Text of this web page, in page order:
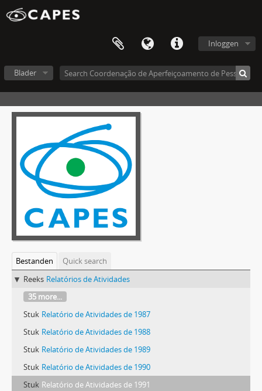
Inloggen
Blader
Bestanden
Quick search
Reeks Relatórios de Atividades
35 more...
Stuk Relatório de Atividades de 1987
Stuk Relatório de Atividades de 1988
Stuk Relatório de Atividades de 1989
Stuk Relatório de Atividades de 1990
Stuk Relatório de Atividades de 1991